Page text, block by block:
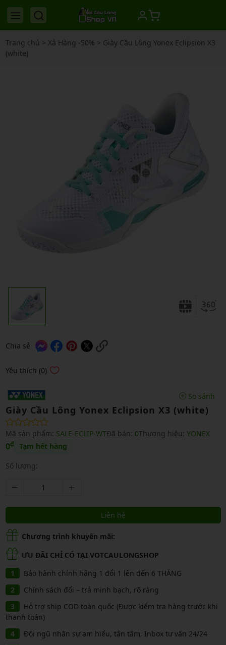
Trang chủ > Xả Hàng -50% > Giày Cầu Lông Yonex Eclipsion X3
(white)
Chia sẻ
Yêu thích (0)
So sánh
Giày Cầu Lông Yonex Eclipsion X3 (white)
Mã sản phẩm: SALE-ECLIP-WTĐã bán: 0Thương hiệu: YONEX
0₫ Tạm hết hàng
Số lượng:
Liên hệ
Chương trình khuyến mãi:
ƯU ĐÃI CHỈ CÓ TẠI VOTCAULONGSHOP
Bảo hành chính hãng 1 đổi 1 lên đến 6 THÁNG
Chính sách đổi – trả minh bạch, rõ ràng
Hỗ trợ ship COD toàn quốc (Được kiểm tra hàng trước khi
thanh toán)
Đội ngũ nhân sự am hiểu, tận tâm, Inbox tư vấn 24/24